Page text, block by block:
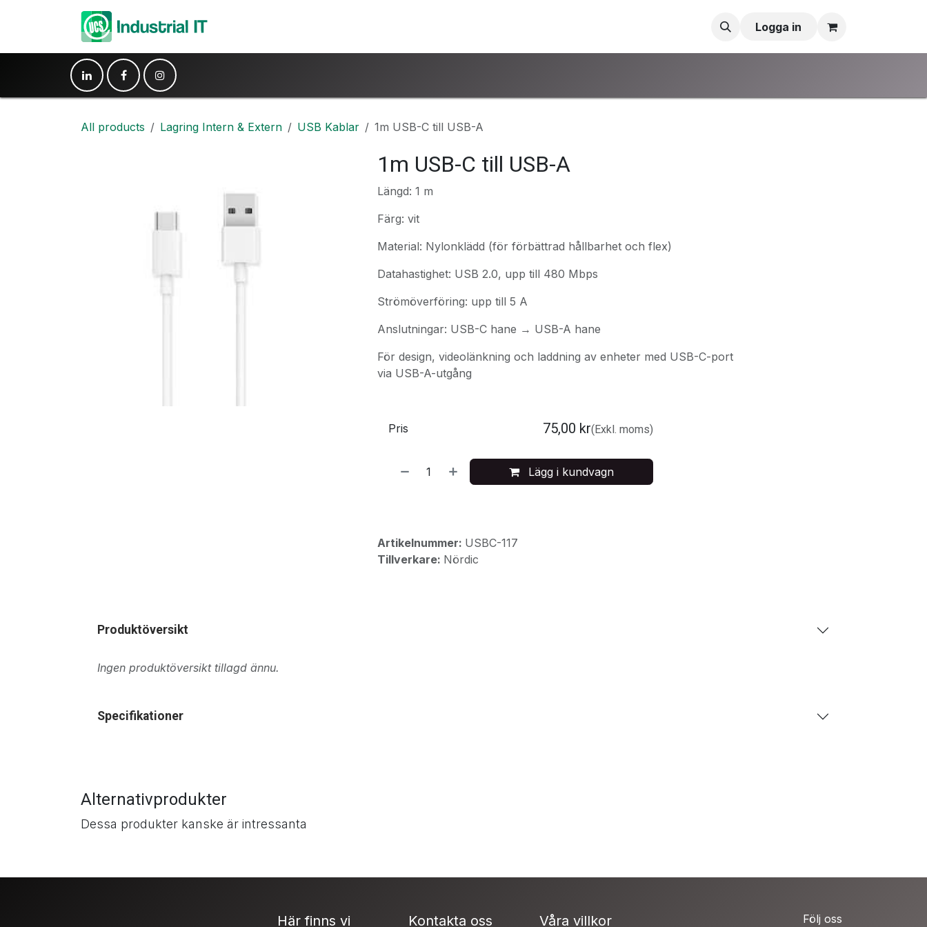
Hoppa till innehåll
Logga in
All products Lagring Intern & Extern USB Kablar 1m USB-C till USB-A
1m USB-C till USB-A
Längd: 1 m
Färg: vit
Material: Nylonklädd (för förbättrad hållbarhet och flex)
Datahastighet: USB 2.0, upp till 480 Mbps
Strömöverföring: upp till 5 A
Anslutningar: USB-C hane → USB-A hane
För design, videolänkning och laddning av enheter med USB-C-port
via USB-A-utgång
Lägg i kundvagn
Pris 75,00 kr(Exkl. moms)
Artikelnummer: USBC-117
Tillverkare: Nördic
Produktöversikt
Ingen produktöversikt tillagd ännu.
Specifikationer
Alternativprodukter
Dessa produkter kanske är intressanta
Här finns vi Kontakta oss Våra villkor Följ oss